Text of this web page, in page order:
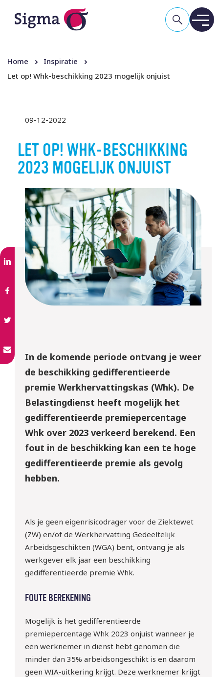
Home
Inspiratie
Let op! Whk-beschikking 2023 mogelijk onjuist
09-12-2022
LET OP! WHK-BESCHIKKING
2023 MOGELIJK ONJUIST
In de komende periode ontvang je weer
de beschikking gedifferentieerde
premie Werkhervattingskas (Whk). De
Belastingdienst heeft mogelijk het
gedifferentieerde premiepercentage
Whk over 2023 verkeerd berekend. Een
fout in de beschikking kan een te hoge
gedifferentieerde premie als gevolg
hebben.
Als je geen eigenrisicodrager voor de Ziektewet
(ZW) en/of de Werkhervatting Gedeeltelijk
Arbeidsgeschikten (WGA) bent, ontvang je als
werkgever elk jaar een beschikking
gedifferentieerde premie Whk.
FOUTE BEREKENING
Mogelijk is het gedifferentieerde
premiepercentage Whk 2023 onjuist wanneer je
een werknemer in dienst hebt genomen die
minder dan 35% arbeidsongeschikt is en daarom
geen WIA-uitkering krijgt. Deze werknemer krijgt